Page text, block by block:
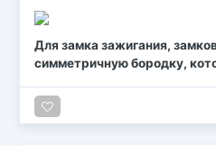
Для замка зажигания,
симметричную бородку,